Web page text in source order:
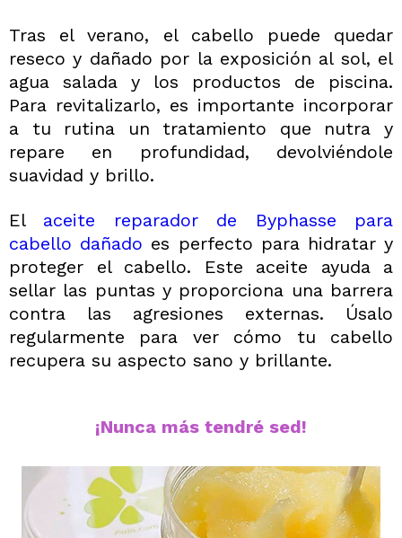
Tras el verano, el cabello puede quedar
reseco y dañado por la exposición al sol, el
agua salada y los productos de piscina.
Para revitalizarlo, es importante incorporar
a tu rutina un tratamiento que nutra y
repare en profundidad, devolviéndole
suavidad y brillo.
El aceite reparador de Byphasse para
cabello dañado es perfecto para hidratar y
proteger el cabello. Este aceite ayuda a
sellar las puntas y proporciona una barrera
contra las agresiones externas. Úsalo
regularmente para ver cómo tu cabello
recupera su aspecto sano y brillante.
¡Nunca más tendré sed!